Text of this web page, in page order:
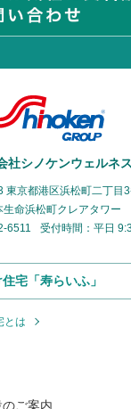
社シノケンウェルネス
東京都港区浜松町二丁目
生命浜松町クレアタワー
6511
受付時間：平日
宅「寿らいふ」
とは
ご案内